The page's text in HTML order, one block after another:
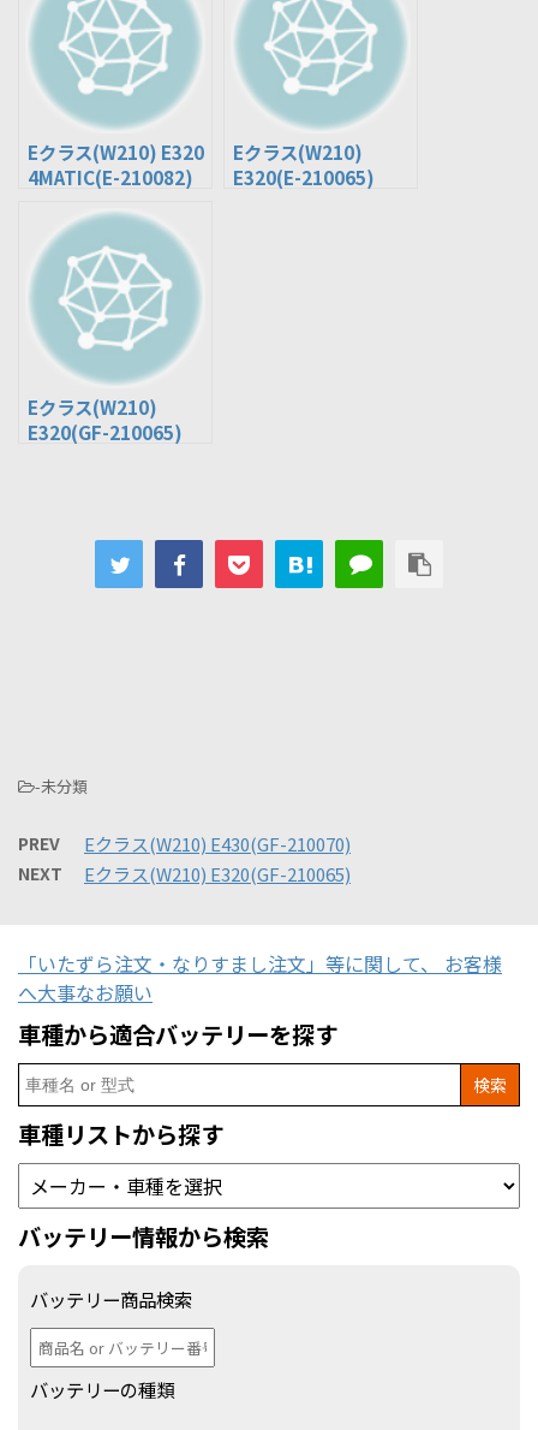
Eクラス(W210) E320
4MATIC(E-210082)
Eクラス(W210)
E320(E-210065)
Eクラス(W210)
E320(GF-210065)
-未分類
PREV Eクラス(W210) E430(GF-210070)
NEXT Eクラス(W210) E320(GF-210065)
「いたずら注文・なりすまし注文」等に関して、 お客様
へ大事なお願い
車種から適合バッテリーを探す
Search
for:
車種リストから探す
バッテリー情報から検索
バッテリー商品検索
バッテリーの種類